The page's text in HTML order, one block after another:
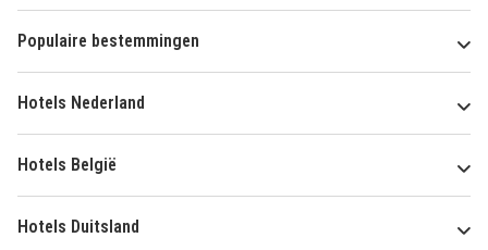
Populaire bestemmingen
Hotels Nederland
Hotels België
Hotels Duitsland